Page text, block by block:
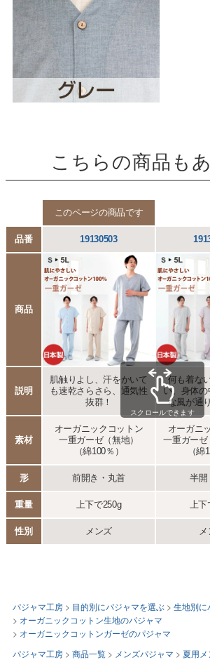
こちらの商品も
パジャマ工房 目的別にパジャマを選ぶ
生地別に
オーガニックコットン生地のパジャマ
オーガニックコットンガーゼのパジャマ
パジャマ工房
商品一覧 メンズパジャマ
夏用メ